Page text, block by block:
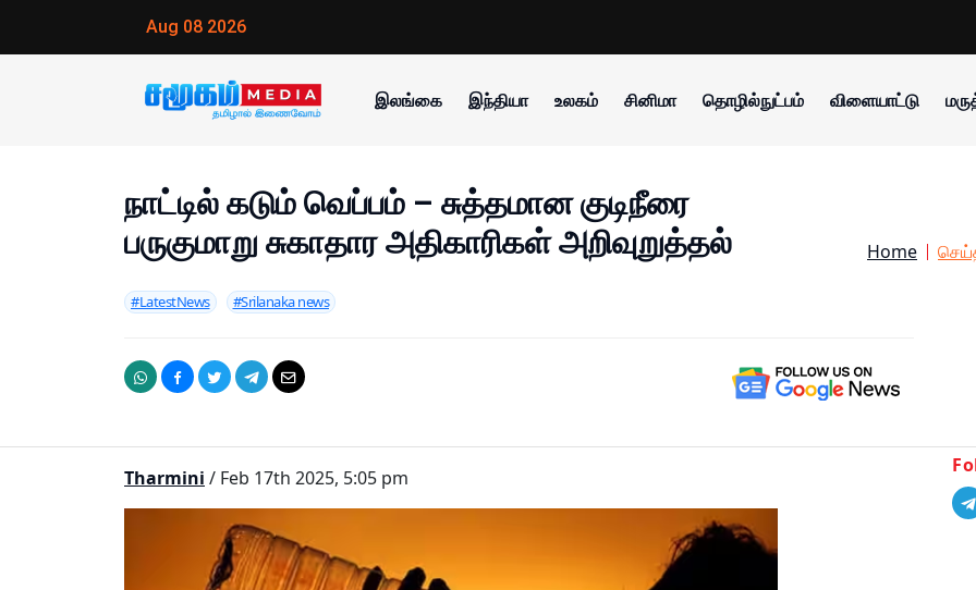
Aug 08 2026
இலங்கை இந்தியா உலகம் சினிமா தொழில்நுட்பம் விளையாட்டு
நாட்டில் கடும் வெப்பம் – சுத்தமான குடிநீரை
பருகுமாறு சுகாதார அதிகாரிகள் அறிவுறுத்தல்
#LatestNews #Srilanaka news
Home
Tharmini / Feb 17th 2025, 5:05 pm